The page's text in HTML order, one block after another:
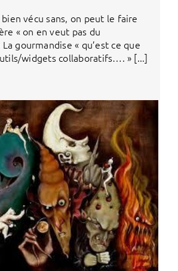
bien vécu sans, on peut le faire
« on en veut pas du
gourmandise « qu’est ce que
widgets collaboratifs…. » [...]